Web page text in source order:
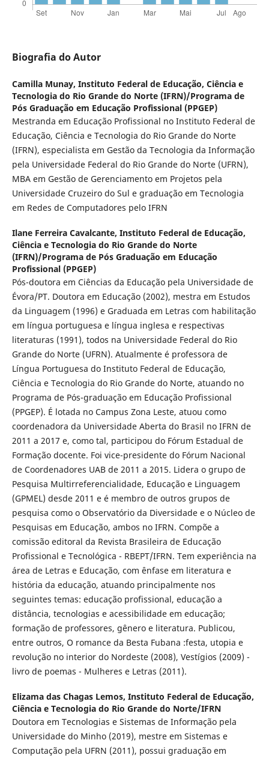
Biografia do Autor
Camilla Munay, Instituto Federal de Educação, Ciência e
Tecnologia do Rio Grande do Norte (IFRN)/Programa de
Pós Graduação em Educação Profissional (PPGEP)
Mestranda em Educação Profissional no Instituto Federal de
Educação, Ciência e Tecnologia do Rio Grande do Norte
(IFRN), especialista em Gestão da Tecnologia da Informação
pela Universidade Federal do Rio Grande do Norte (UFRN),
MBA em Gestão de Gerenciamento em Projetos pela
Universidade Cruzeiro do Sul e graduação em Tecnologia
em Redes de Computadores pelo IFRN
Ilane Ferreira Cavalcante, Instituto Federal de Educação,
Ciência e Tecnologia do Rio Grande do Norte
(IFRN)/Programa de Pós Graduação em Educação
Profissional (PPGEP)
Pós-doutora em Ciências da Educação pela Universidade de
Évora/PT. Doutora em Educação (2002), mestra em Estudos
da Linguagem (1996) e Graduada em Letras com habilitação
em língua portuguesa e língua inglesa e respectivas
literaturas (1991), todos na Universidade Federal do Rio
Grande do Norte (UFRN). Atualmente é professora de
Língua Portuguesa do Instituto Federal de Educação,
Ciência e Tecnologia do Rio Grande do Norte, atuando no
Programa de Pós-graduação em Educação Profissional
(PPGEP). É lotada no Campus Zona Leste, atuou como
coordenadora da Universidade Aberta do Brasil no IFRN de
2011 a 2017 e, como tal, participou do Fórum Estadual de
Formação docente. Foi vice-presidente do Fórum Nacional
de Coordenadores UAB de 2011 a 2015. Lidera o grupo de
Pesquisa Multirreferencialidade, Educação e Linguagem
(GPMEL) desde 2011 e é membro de outros grupos de
pesquisa como o Observatório da Diversidade e o Núcleo de
Pesquisas em Educação, ambos no IFRN. Compõe a
comissão editoral da Revista Brasileira de Educação
Profissional e Tecnológica - RBEPT/IFRN. Tem experiência na
área de Letras e Educação, com ênfase em literatura e
história da educação, atuando principalmente nos
seguintes temas: educação profissional, educação a
distância, tecnologias e acessibilidade em educação;
formação de professores, gênero e literatura. Publicou,
entre outros, O romance da Besta Fubana :festa, utopia e
revolução no interior do Nordeste (2008), Vestígios (2009) -
livro de poemas - Mulheres e Letras (2011).
Elizama das Chagas Lemos, Instituto Federal de Educação,
Ciência e Tecnologia do Rio Grande do Norte/IFRN
Doutora em Tecnologias e Sistemas de Informação pela
Universidade do Minho (2019), mestre em Sistemas e
Computação pela UFRN (2011), possui graduação em